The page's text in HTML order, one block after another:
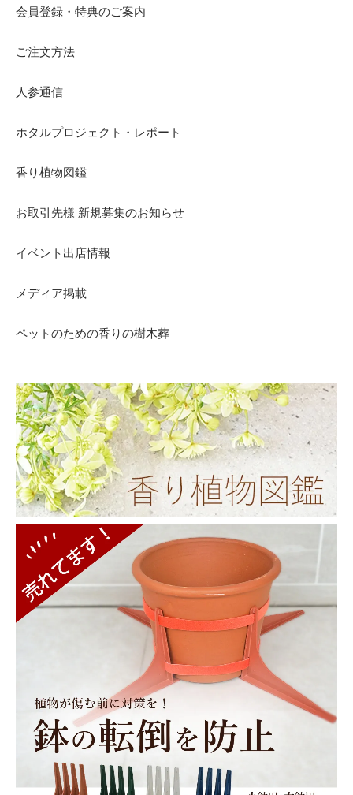
会員登録・特典のご案内
ご注文方法
人参通信
ホタルプロジェクト・レポート
香り植物図鑑
お取引先様 新規募集のお知らせ
イベント出店情報
メディア掲載
ペットのための香りの樹木葬